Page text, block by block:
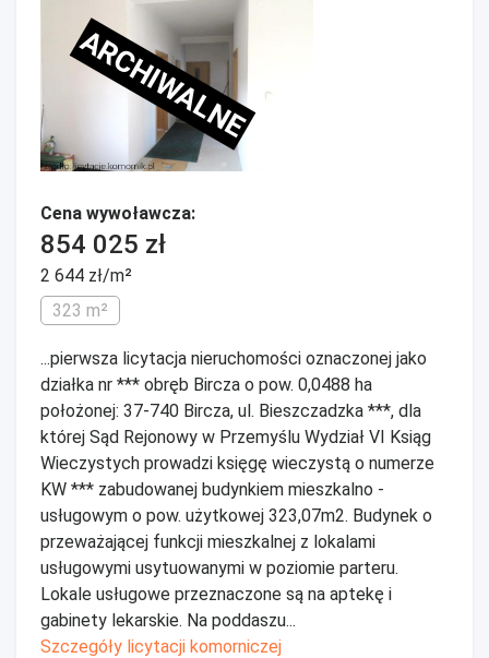
ARCHIWALNE
Cena wywoławcza:
854 025 zł
2 644 zł/m²
323 m²
...pierwsza licytacja nieruchomości oznaczonej jako
działka nr *** obręb Bircza o pow. 0,0488 ha
położonej: 37-740 Bircza, ul. Bieszczadzka ***, dla
której Sąd Rejonowy w Przemyślu Wydział VI Ksiąg
Wieczystych prowadzi księgę wieczystą o numerze
KW *** zabudowanej budynkiem mieszkalno -
usługowym o pow. użytkowej 323,07m2. Budynek o
przeważającej funkcji mieszkalnej z lokalami
usługowymi usytuowanymi w poziomie parteru.
Lokale usługowe przeznaczone są na aptekę i
gabinety lekarskie. Na poddaszu...
Szczegóły licytacji komorniczej